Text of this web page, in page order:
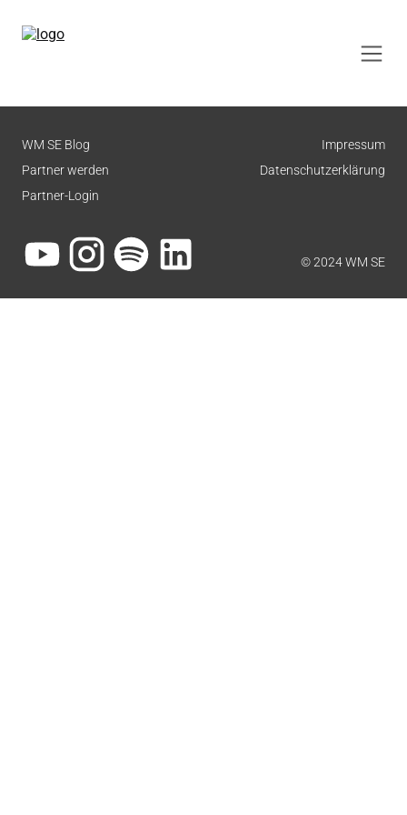
WM SE Blog
Partner werden
Partner-Login
Impressum
Datenschutzerklärung
© 2024 WM SE